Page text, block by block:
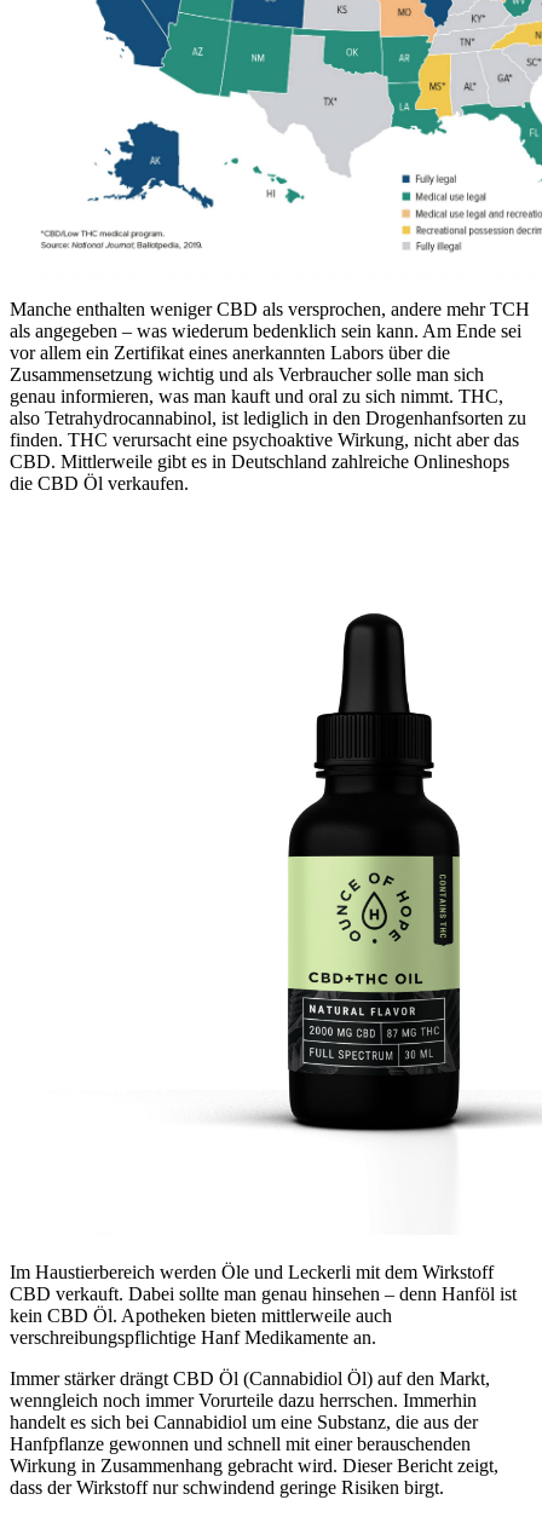
Manche enthalten weniger CBD als versprochen, andere mehr TCH
als angegeben – was wiederum bedenklich sein kann. Am Ende sei
vor allem ein Zertifikat eines anerkannten Labors über die
Zusammensetzung wichtig und als Verbraucher solle man sich
genau informieren, was man kauft und oral zu sich nimmt. THC,
also Tetrahydrocannabinol, ist lediglich in den Drogenhanfsorten zu
finden. THC verursacht eine psychoaktive Wirkung, nicht aber das
CBD. Mittlerweile gibt es in Deutschland zahlreiche Onlineshops
die CBD Öl verkaufen.
Im Haustierbereich werden Öle und Leckerli mit dem Wirkstoff
CBD verkauft. Dabei sollte man genau hinsehen – denn Hanföl ist
kein CBD Öl. Apotheken bieten mittlerweile auch
verschreibungspflichtige Hanf Medikamente an.
Immer stärker drängt CBD Öl (Cannabidiol Öl) auf den Markt,
wenngleich noch immer Vorurteile dazu herrschen. Immerhin
handelt es sich bei Cannabidiol um eine Substanz, die aus der
Hanfpflanze gewonnen und schnell mit einer berauschenden
Wirkung in Zusammenhang gebracht wird. Dieser Bericht zeigt,
dass der Wirkstoff nur schwindend geringe Risiken birgt.